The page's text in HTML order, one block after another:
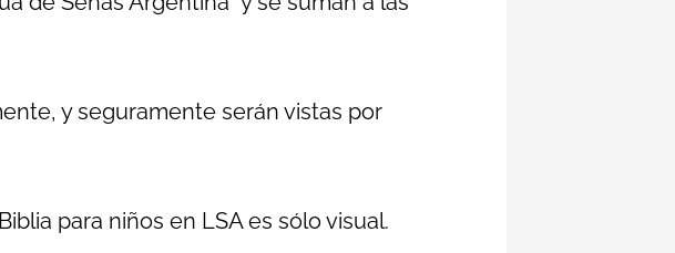
y seguramente serán vistas por
para niños en LSA es sólo visual.